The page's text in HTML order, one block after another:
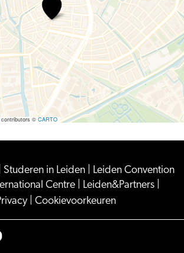
Schrijfworkshop
contributors ©CARTO
Studeren in Leiden
Leiden Convention
Centre Leiden&Partners
Cookievoorkeuren